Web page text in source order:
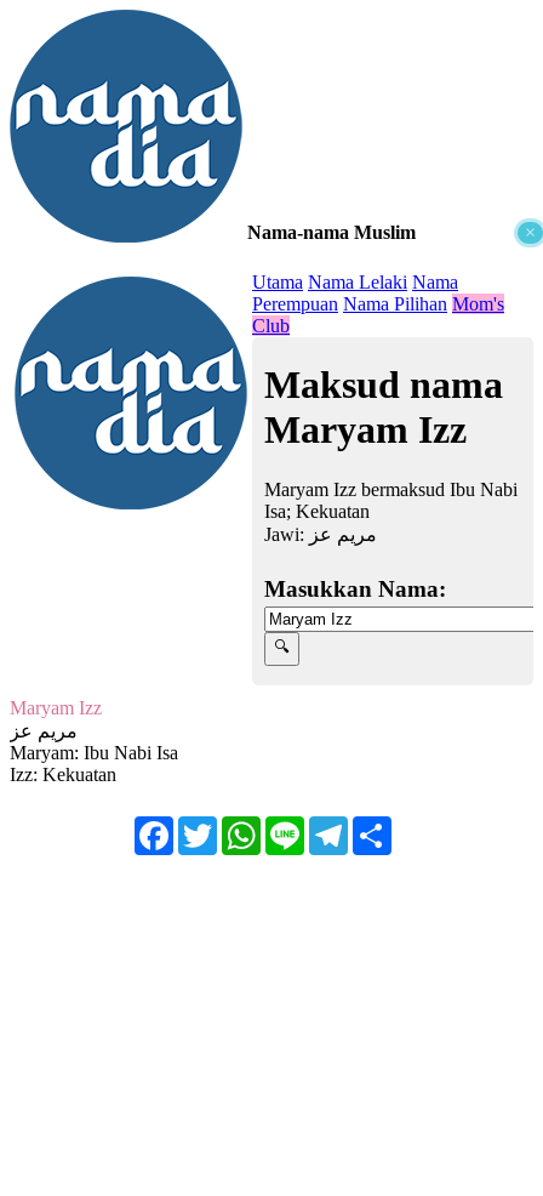
×
Nama-nama Muslim
Utama Nama Lelaki Nama
Perempuan Nama Pilihan Mom's
Club
Maksud nama
Maryam Izz
Maryam Izz bermaksud Ibu Nabi
Isa; Kekuatan
Jawi: مريم عز
Masukkan Nama:
Maryam Izz
مريم عز
Maryam: Ibu Nabi Isa
Izz: Kekuatan
FacebookTwitterWhatsApp
Line Telegram